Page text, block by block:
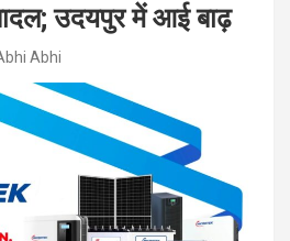
उदयपुर में आई बाढ़
Abhi